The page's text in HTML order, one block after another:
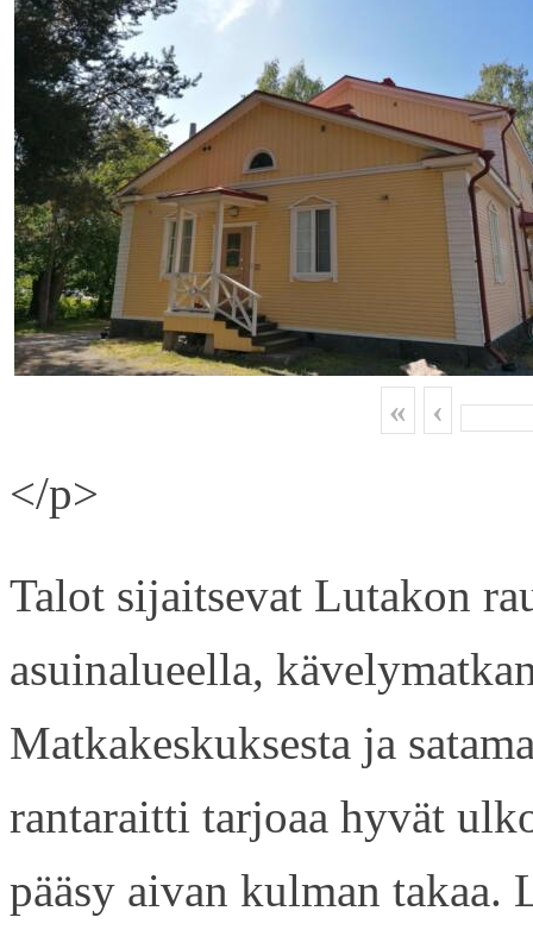
« ‹
</p>
Talot sijaitsevat Lutakon
asuinalueella,
Matkakeskuksesta ja
rantaraitti tarjoaa hyvät
pääsy aivan kulman